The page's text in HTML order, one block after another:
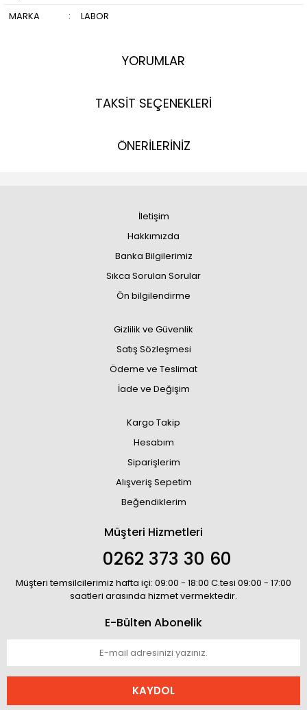
MARKA
: LABOR
YORUMLAR
TAKSİT SEÇENEKLERİ
ÖNERİLERİNİZ
İletişim
Hakkımızda
Banka Bilgilerimiz
Sıkca Sorulan Sorular
Ön bilgilendirme
Gizlilik ve Güvenlik
Satış Sözleşmesi
Ödeme ve Teslimat
İade ve Değişim
Kargo Takip
Hesabım
Siparişlerim
Alışveriş Sepetim
Beğendiklerim
Müşteri Hizmetleri
0262 373 30 60
Müşteri temsilcilerimiz hafta içi: 09:00 - 18:00 C.tesi 09:00 - 17:00
saatleri arasında hizmet vermektedir.
E-Bülten Abonelik
KAYDOL